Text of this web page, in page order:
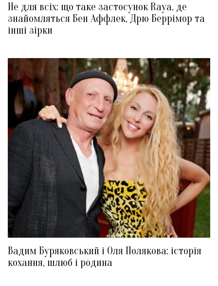
Не для всіх: що таке застосунок Raya, де
знайомляться Бен Аффлек, Дрю Беррімор та
інші зірки
Вадим Буряковський і Оля Полякова: історія
кохання, шлюб і родина